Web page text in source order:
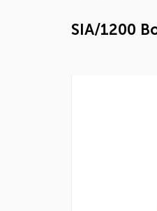
SIA/1200